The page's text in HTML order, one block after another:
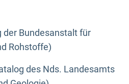
der Bundesanstalt für
Rohstoffe)
des Nds. Landesamts